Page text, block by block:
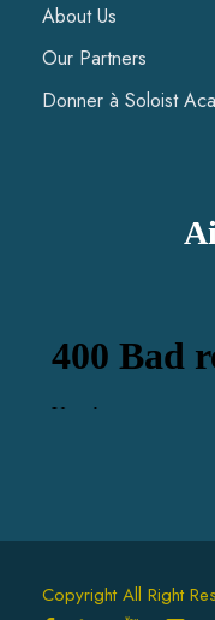
About Us
Our Partners
Donner à Soloist
Copyright All Right